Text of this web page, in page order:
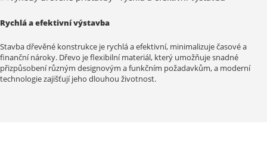
Rychlá a efektivní výstavba
Stavba dřevěné konstrukce je rychlá a efektivní, minimalizuje časové a
finanční nároky. Dřevo je flexibilní materiál, který umožňuje snadné
přizpůsobení různým designovým a funkčním požadavkům, a moderní
technologie zajišťují jeho dlouhou životnost.